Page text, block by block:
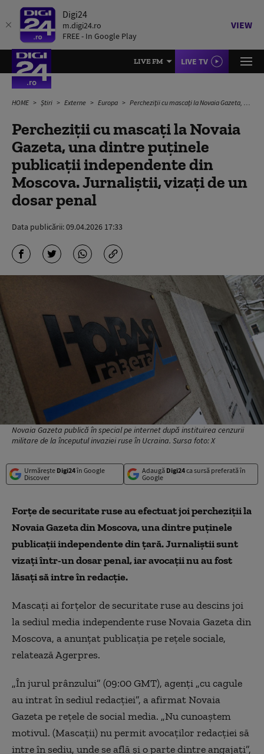
Digi24
m.digi24.ro
FREE - In Google Play
VIEW
LIVE FM LIVE TV
HOME Știri Externe Europa Percheziții cu mascați la Novaia Gazeta, una dintre puținele publicații independente din Moscova. Jurnaliștii, vizați de un dosar penal
Percheziții cu mascați la Novaia
Gazeta, una dintre puținele
publicații independente din
Moscova. Jurnaliștii, vizați de un
dosar penal
Data publicării:09.04.2026 17:33
Novaia Gazeta publică în special pe internet după instituirea cenzurii
militare de la începutul invaziei ruse în Ucraina. Sursa foto: X
Urmărește Digi24în Google
Discover
Adaugă Digi24ca sursă preferată în
Google
Forțe de securitate ruse au efectuat joi percheziții la
Novaia Gazeta din Moscova, una dintre puținele
publicații independente din țară. Jurnaliștii sunt
vizați într-un dosar penal, iar avocații nu au fost
lăsați să intre în redacție.
Mascaţi ai forţelor de securitate ruse au descins joi
la sediul media independente ruse Novaia Gazeta din
Moscova, a anunţat publicaţia pe reţele sociale,
relatează Agerpres.
„În jurul prânzului” (09:00 GMT), agenţi „cu cagule
au intrat în sediul redacţiei”, a afirmat Novaia
Gazeta pe reţele de social media. „Nu cunoaştem
motivul. (Mascaţii) nu permit avocaţilor redacţiei să
intre în sediu, unde se află şi o parte dintre angajaţi”,